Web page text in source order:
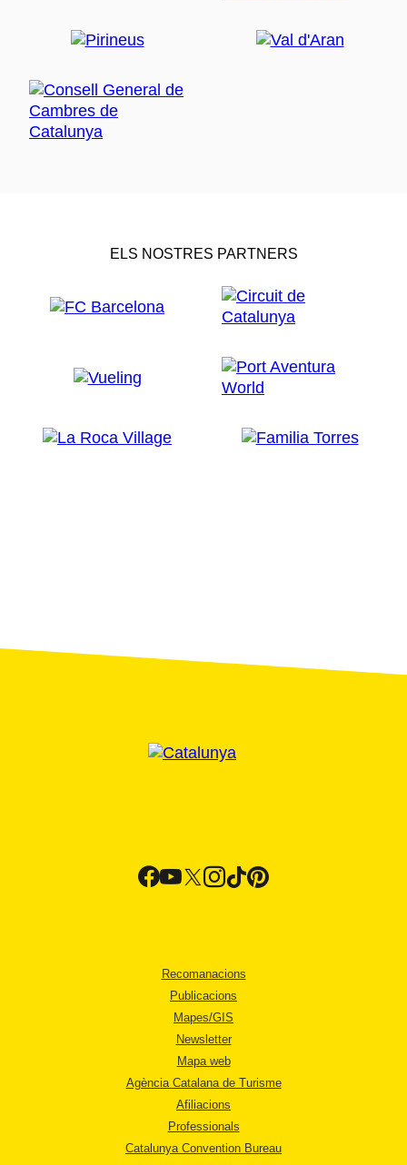
ELS NOSTRES PARTNERS
Recomanacions
Publicacions
Mapes/GIS
Newsletter
Mapa web
Agència Catalana de Turisme
Afiliacions
Professionals
Catalunya Convention Bureau